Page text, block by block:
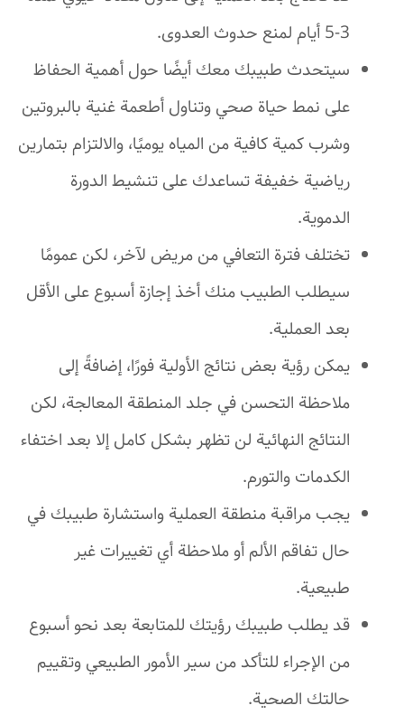
3-5 أيام لمنع حدوث العدوى.
سيتحدث طبيبك معك أيضًا حول أهمية الحفاظ
على نمط حياة صحي وتناول أطعمة غنية بالبروتين
وشرب كمية كافية من المياه يوميًا، والالتزام بتمارين
رياضية خفيفة تساعدك على تنشيط الدورة
الدموية.
تختلف فترة التعافي من مريض لآخر، لكن عمومًا
سيطلب الطبيب منك أخذ إجازة أسبوع على الأقل
بعد العملية.
يمكن رؤية بعض نتائج الأولية فورًا، إضافةً إلى
ملاحظة التحسن في جلد المنطقة المعالجة، لكن
النتائج النهائية لن تظهر بشكل كامل إلا بعد اختفاء
الكدمات والتورم.
يجب مراقبة منطقة العملية واستشارة طبيبك في
حال تفاقم الألم أو ملاحظة أي تغييرات غير
طبيعية.
قد يطلب طبيبك رؤيتك للمتابعة بعد نحو أسبوع
من الإجراء للتأكد من سير الأمور الطبيعي وتقييم
حالتك الصحية.